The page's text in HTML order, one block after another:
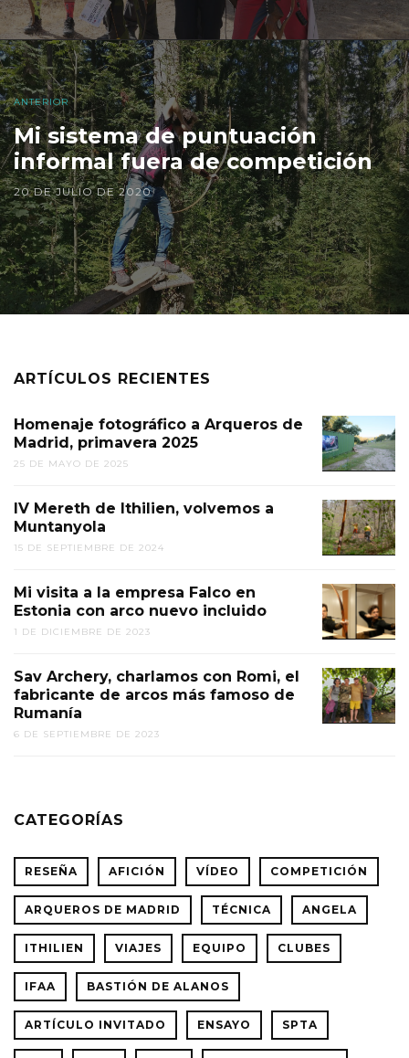
ANTERIOR
Mi sistema de puntuación
informal fuera de competición
20 DE JULIO DE 2020
ARTÍCULOS RECIENTES
Homenaje fotográfico a Arqueros de
Madrid, primavera 2025
25 DE MAYO DE 2025
IV Mereth de Ithilien, volvemos a
Muntanyola
15 DE SEPTIEMBRE DE 2024
Mi visita a la empresa Falco en
Estonia con arco nuevo incluido
1 DE DICIEMBRE DE 2023
Sav Archery, charlamos con Romi, el
fabricante de arcos más famoso de
Rumanía
6 DE SEPTIEMBRE DE 2023
CATEGORÍAS
RESEÑA AFICIÓN VÍDEO COMPETICIÓN
ARQUEROS DE MADRID TÉCNICA ANGELA
ITHILIEN VIAJES EQUIPO CLUBES
IFAA BASTIÓN DE ALANOS
ARTÍCULO INVITADO ENSAYO SPTA